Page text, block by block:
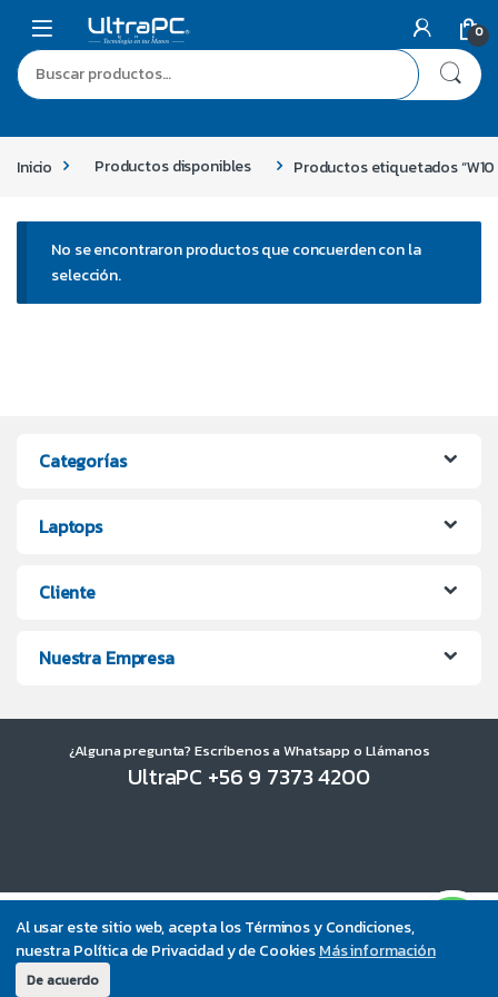
Al usar este sitio web, acepta los Términos y Condiciones,
nuestra Política de Privacidad y de CookiesMás información
De acuerdo
0
Inicio Productos disponibles Productos etiquetados “W10
No se encontraron productos que concuerden con la
selección.
Categorías
Laptops
Cliente
Nuestra Empresa
¿Alguna pregunta? Escríbenos a Whatsapp o Llámanos
UltraPC +56 9 7373 4200